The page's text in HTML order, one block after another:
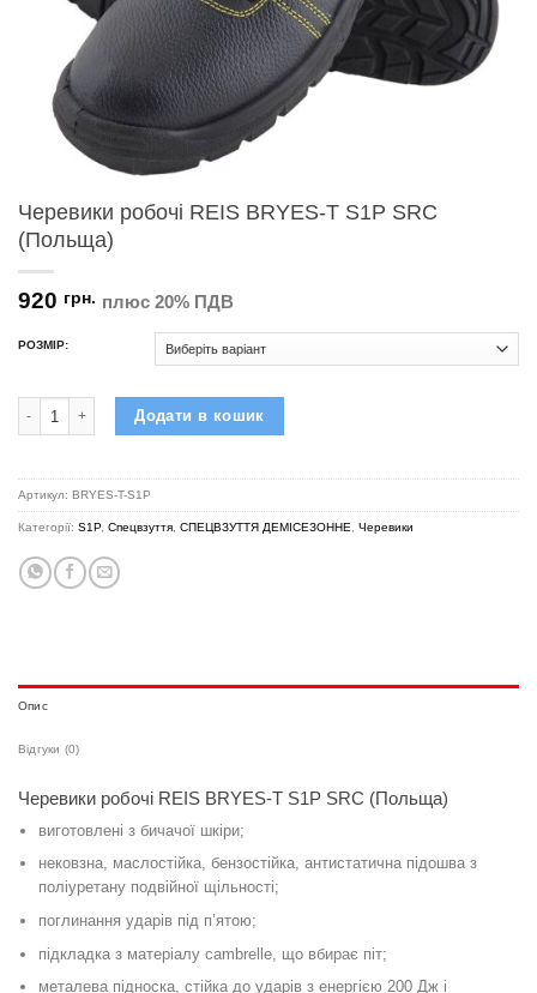
Черевики робочі REIS BRYES-T S1P SRC
(Польща)
920 грн. плюс 20% ПДВ
РОЗМІР:
Черевики робочі REIS BRYES-T S1P SRC (Польща) кількість
Додати в кошик
Артикул: BRYES-T-S1P
Категорії: S1P, Спецвзуття, СПЕЦВЗУТТЯ ДЕМІСЕЗОННЕ, Черевики
Опис
Відгуки (0)
Черевики робочі REIS BRYES-T S1P SRC (Польща)
виготовлені з бичачої шкіри;
нековзна, маслостійка, бензостійка, антистатична підошва з
поліуретану подвійної щільності;
поглинання ударів під п’ятою;
підкладка з матеріалу cambrelle, що вбирає піт;
металева підноска, стійка до ударів з енергією 200 Дж і